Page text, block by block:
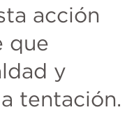
acción
que
y
tentación.